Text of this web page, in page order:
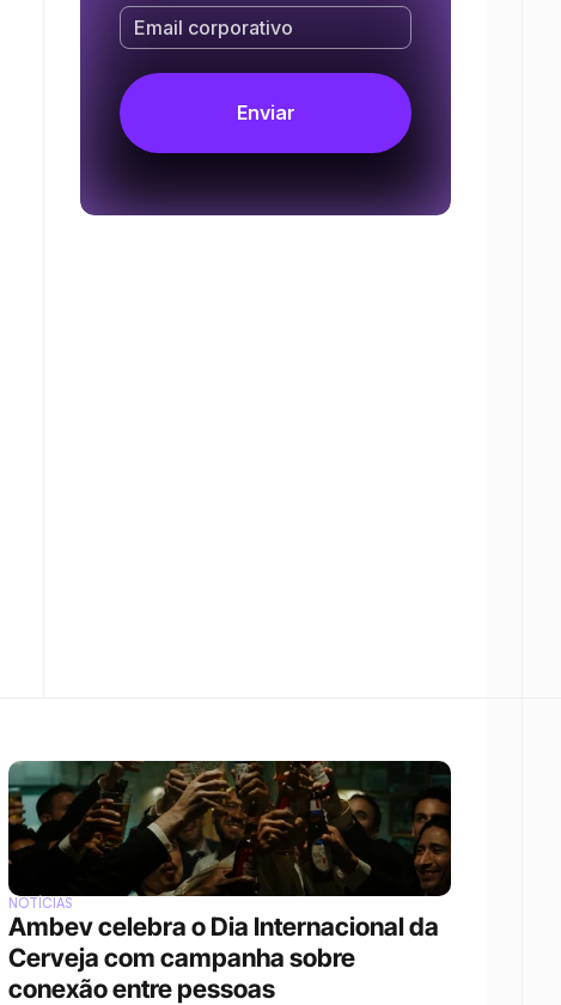
NOTÍCIAS
Ambev celebra o Dia Internacional da
Cerveja com campanha sobre
conexão entre pessoas